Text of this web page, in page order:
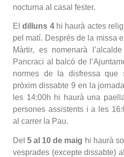
nocturna al casal fester.
Eldilluns 4hi haurà actes
pel matí. Després de la missa
Màrtir, es nomenarà
Pancraci al balcó de
normes de la disfressa que
pròxim dissabte 9 en la
les 14:00h hi haurà una
persones assistents i a les
al carrer la Pau.
Del5 al 10 de maig hi haurà
vesprades (excepte dissabte)